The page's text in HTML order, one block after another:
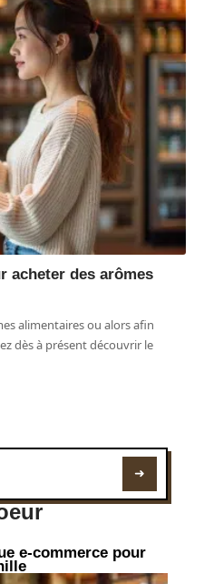
acheter des arômes
alimentaires ou alors afin
dès à présent découvrir le
e-commerce pour